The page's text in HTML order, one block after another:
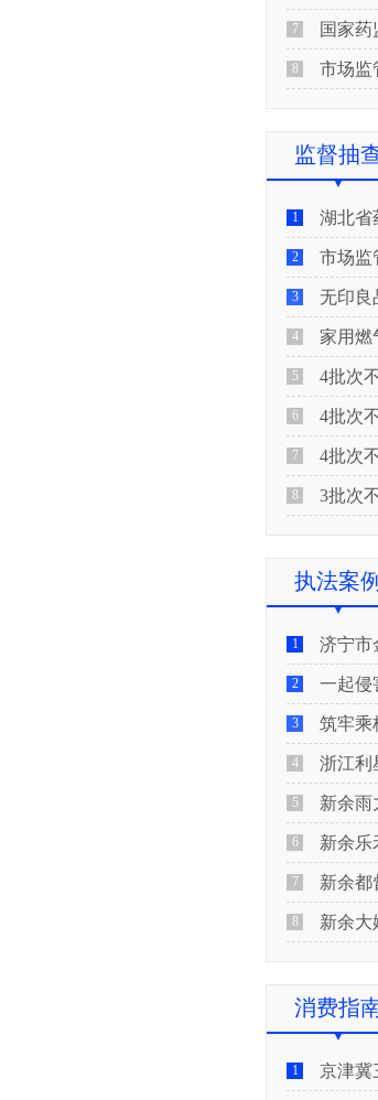
7 国家药监
8 市场监管总
监督抽
1 湖北省
2 市场监管
3 无印良
4 家用燃气
5 4批次不符合
6 4批次不符合规定
7 4批次不符合
8 3批次不符合
执法案例
1 济宁市金乡
2 一起侵
3 筑牢乘梯
4 浙江利星
5 新余雨
6 新余乐禾
7 新余都
8 新余大妹
消费指
1 京津冀三